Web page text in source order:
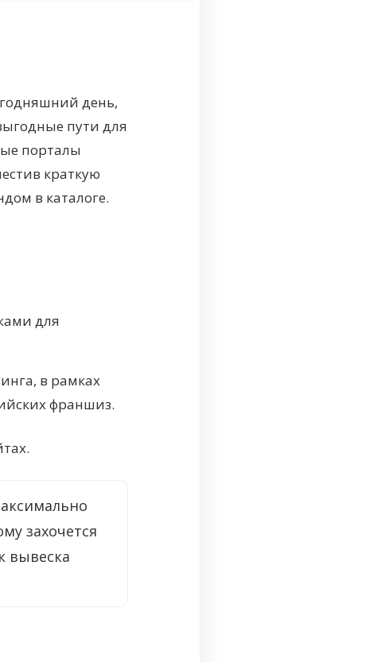
день,
пути для
порталы
краткую
в каталоге.
для
в рамках
франшиз.
захочется
вывеска